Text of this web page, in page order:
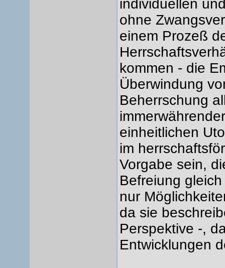
individuellen
ohne
einem Prozeß
kommen - die
Überwindung
Beherrschung
einheitlichen
im
Vorgabe sein,
Befreiung
nur
da sie
Perspektive -,
Entwicklungen